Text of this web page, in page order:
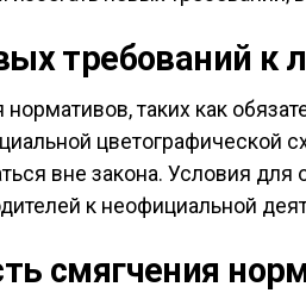
требований к
таких как
цветографической
вне закона. Условия
к неофициальной
смягчения